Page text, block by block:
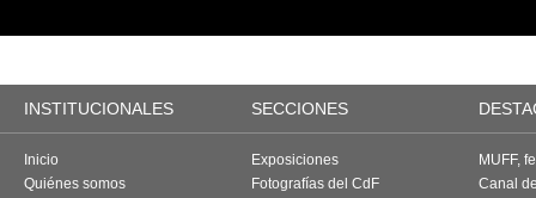
INSTITUCIONALES SECCIONES
Inicio
Quiénes somos
Exposiciones
Fotografías del CdF
MUFF,
Canal